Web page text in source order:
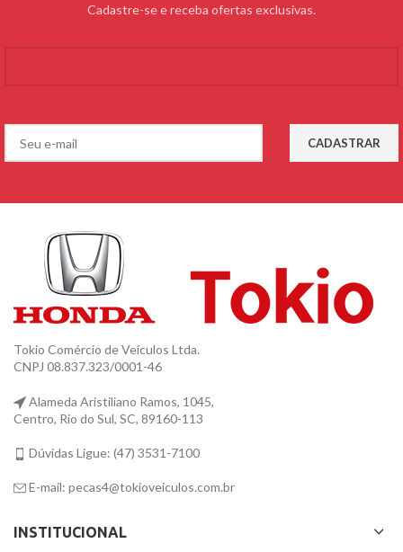
Cadastre-se e receba ofertas exclusivas.
Tokio Comércio de Veículos Ltda.
CNPJ 08.837.323/0001-46
Alameda Aristiliano Ramos, 1045,
Centro, Rio do Sul, SC, 89160-113
Dúvidas Ligue: (47) 3531-7100
E-mail: pecas4@tokioveiculos.com.br
INSTITUCIONAL